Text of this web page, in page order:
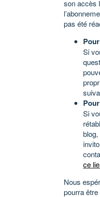
son accès
pas été
Si
Si
ce
Nous
pourra